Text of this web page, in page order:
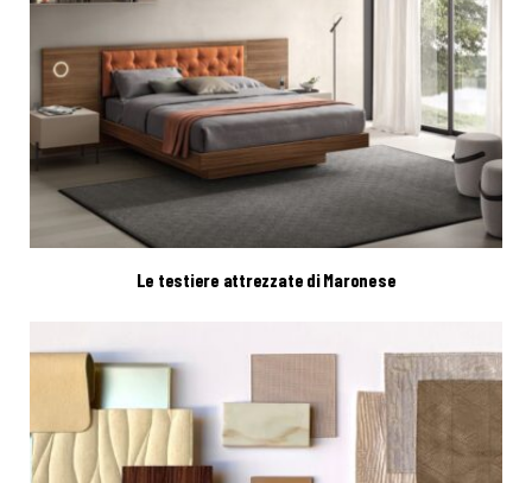
Le testiere attrezzate di Maronese